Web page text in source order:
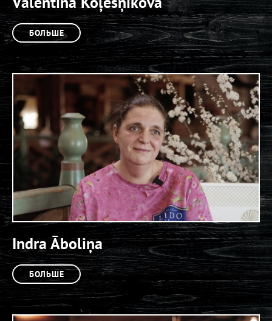
БОЛЬШЕ
Indra Āboliņa
БОЛЬШЕ